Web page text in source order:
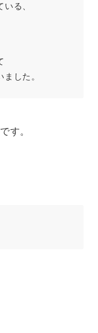
る、
した。
す。